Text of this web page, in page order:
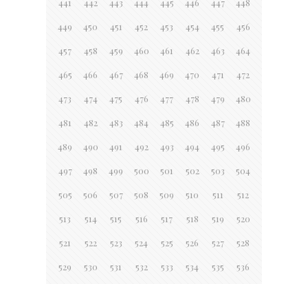
441 442 443 444 445 446 447 448
449 450 451 452 453 454 455 456
457 458 459 460 461 462 463 464
465 466 467 468 469 470 471 472
473 474 475 476 477 478 479 480
481 482 483 484 485 486 487 488
489 490 491 492 493 494 495 496
497 498 499 500 501 502 503 504
505 506 507 508 509 510 511 512
513 514 515 516 517 518 519 520
521 522 523 524 525 526 527 528
529 530 531 532 533 534 535 536